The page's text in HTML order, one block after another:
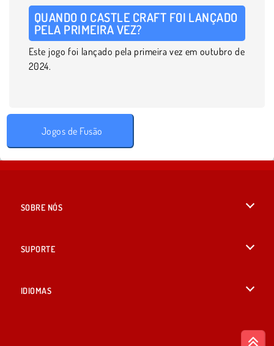
QUANDO O CASTLE CRAFT FOI LANÇADO
PELA PRIMEIRA VEZ?
Este jogo foi lançado pela primeira vez em outubro de
2024.
Jogos de Fusão
SOBRE NÓS
SUPORTE
IDIOMAS